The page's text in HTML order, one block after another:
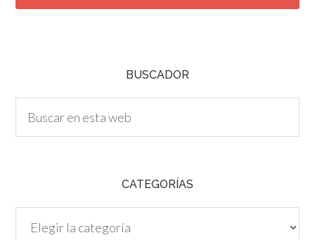
BUSCADOR
CATEGORÍAS